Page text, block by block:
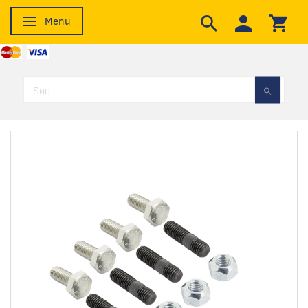
Skifte navigation
Menu